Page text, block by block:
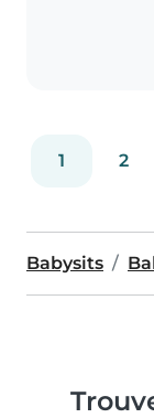
1 2
Babysits